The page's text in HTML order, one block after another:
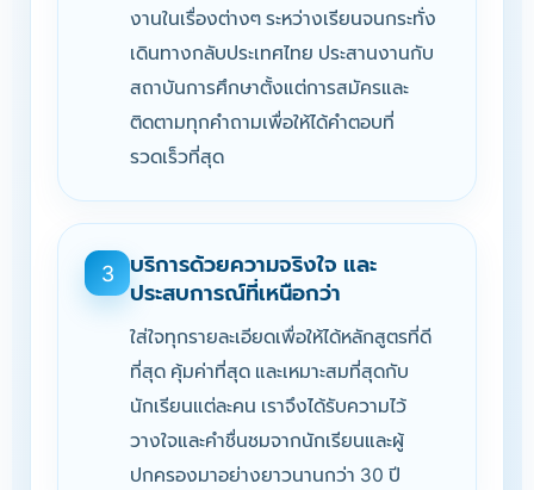
งานในเรื่องต่างๆ ระหว่างเรียนจนกระทั่ง
เดินทางกลับประเทศไทย ประสานงานกับ
สถาบันการศึกษาตั้งแต่การสมัครและ
ติดตามทุกคำถามเพื่อให้ได้คำตอบที่
รวดเร็วที่สุด
3
บริการด้วยความจริงใจ และ
ประสบการณ์ที่เหนือกว่า
ใส่ใจทุกรายละเอียดเพื่อให้ได้หลักสูตรที่ดี
ที่สุด คุ้มค่าที่สุด และเหมาะสมที่สุดกับ
นักเรียนแต่ละคน เราจึงได้รับความไว้
วางใจและคำชื่นชมจากนักเรียนและผู้
ปกครองมาอย่างยาวนานกว่า 30 ปี